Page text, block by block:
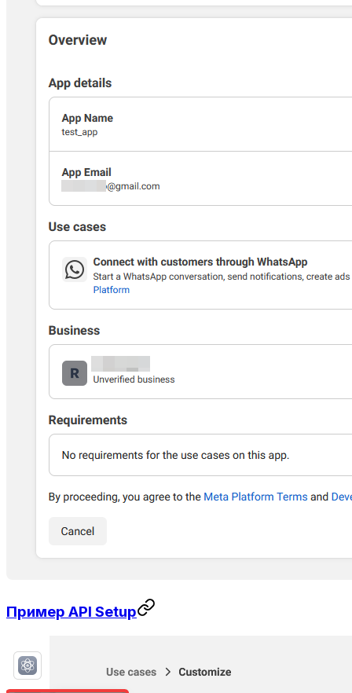
Пример API Setup